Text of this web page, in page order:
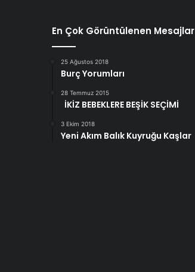
En Çok Görüntülenen Mesajlar
25 Ağustos 2018
Burç Yorumları
28 Temmuz 2015
İKİZ BEBEKLERE BEŞİK SEÇİMİ
3 Ekim 2018
Yeni Akım Balık Kuyruğu Kaşlar